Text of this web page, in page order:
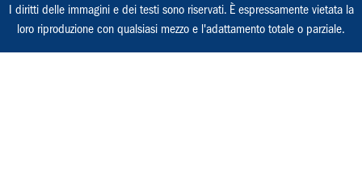
I diritti delle immagini e dei testi sono riservati. È espressamente vietata la
loro riproduzione con qualsiasi mezzo e l'adattamento totale o parziale.